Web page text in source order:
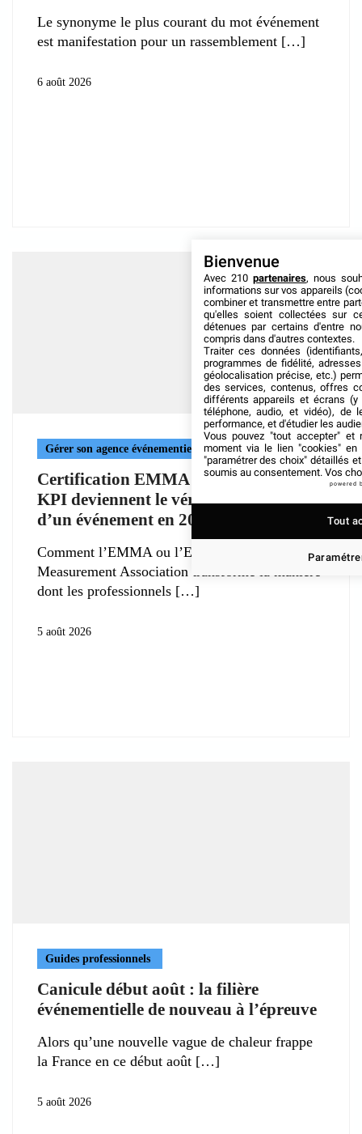
Le synonyme le plus courant du mot événement
est manifestation pour un rassemblement
6 août 2026
Gérer son agence événementielle
Certification EMMA : Pourquoi les
KPI deviennent le véritable livrable
d’un événement en 2026 ?
Comment l’EMMA ou l’Event Marketing
Measurement Association transforme la manière
dont les professionnels
5 août 2026
Guides professionnels
Canicule début août : la filière
événementielle de nouveau à l’épreuve
Alors qu’une nouvelle vague de chaleur frappe
la France en ce début août
5 août 2026
Bienvenue
Avec 210 partenaires, nous
informations sur vos appareils
combiner et transmettre entre
qu'elles soient collectées sur
détenues par certains d'entre
compris dans d'autres contextes.
Traiter ces données
programmes de fidélité,
géolocalisation précise, etc.)
des services, contenus, offres
différents appareils et écrans (y
téléphone, audio, et vidéo), de
performance, et d'étudier les
Vous pouvez "tout accepter" et
moment via le lien "cookies" en
"paramétrer des choix" détaillés
soumis au consentement. Vos
powered
Tout